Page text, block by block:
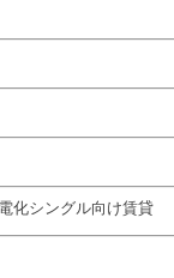
化シングル向け賃貸